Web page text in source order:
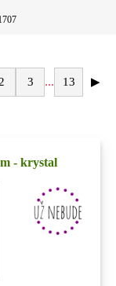
2 3 ... 13 ▶
- krystal